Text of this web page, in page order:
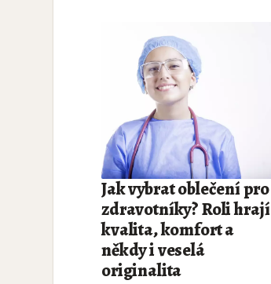
Jak vybrat oblečení pro
zdravotníky? Roli hrají
kvalita, komfort a
někdy i veselá
originalita